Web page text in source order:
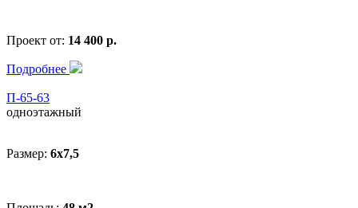
Проект от: 14 400 р.
Подробнее
П-65-63
одноэтажный
Размер: 6x7,5